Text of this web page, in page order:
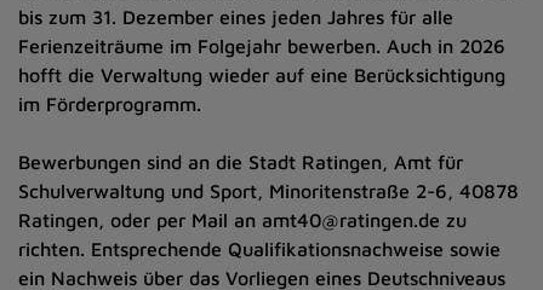
bis zum 31. Dezember eines jeden Jahres für alle
Ferienzeiträume im Folgejahr bewerben. Auch in 2026
hofft die Verwaltung wieder auf eine Berücksichtigung
im Förderprogramm.
Bewerbungen sind an die Stadt Ratingen, Amt für
Schulverwaltung und Sport, Minoritenstraße 2-6, 40878
Ratingen, oder per Mail an amt40@ratingen.de zu
richten. Entsprechende Qualifikationsnachweise sowie
ein Nachweis über das Vorliegen eines Deutschniveaus